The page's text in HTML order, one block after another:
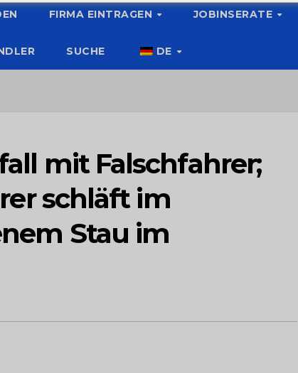
FIRMA EINTRAGEN JOBINSERATE
SUCHE DE
mit Falschfahrer;
schläft im
Stau im